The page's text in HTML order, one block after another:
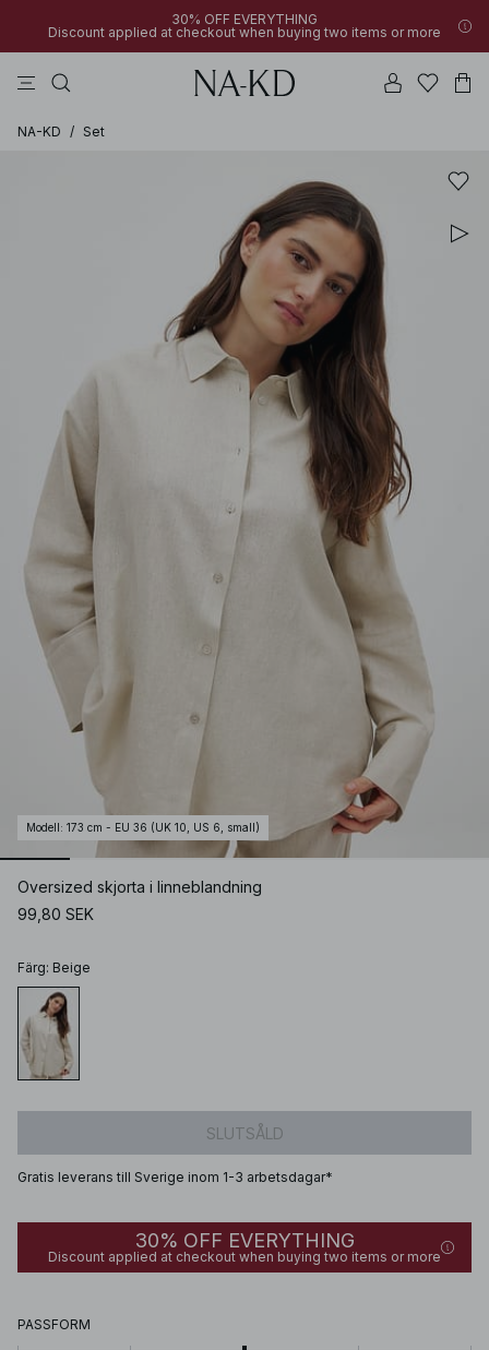
30% OFF EVERYTHING
Discount applied at checkout when buying two items or more
NA-KD / Set
Modell : 173 cm - EU 36 (UK 10, US 6, small)
Oversized skjorta i linneblandning
99,80 SEK
Färg: Beige
SLUTSÅLD
Gratis leverans till Sverige inom 1-3 arbetsdagar*
30% OFF EVERYTHING
Discount applied at checkout when buying two items or more
PASSFORM